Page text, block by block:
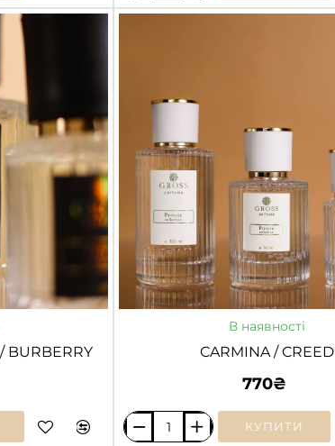
/
BURBERRY
В наявності
CARMINA / CREED
770₴
CARMINA
КУПИТИ